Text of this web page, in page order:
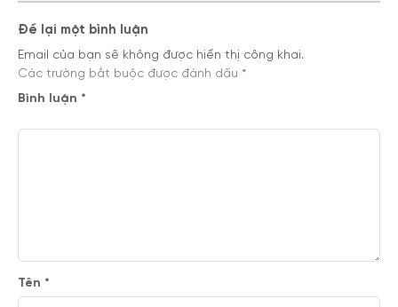
Để lại một bình luận
Email của bạn sẽ không được hiển thị công khai.
Các trường bắt buộc được đánh dấu *
Bình luận *
Tên *